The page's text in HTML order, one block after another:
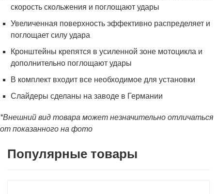
скорость скольжения и поглощают удары
Увеличенная поверхность эффективно распределяет и
поглощает силу удара
Кронштейны крепятся в усиленной зоне мотоцикла и
дополнительно поглощают удары
В комплект входит все необходимое для установки
Слайдеры сделаны на заводе в Германии
*Внешний вид товара может незначительно отличаться
от показанного на фото
Популярные товары